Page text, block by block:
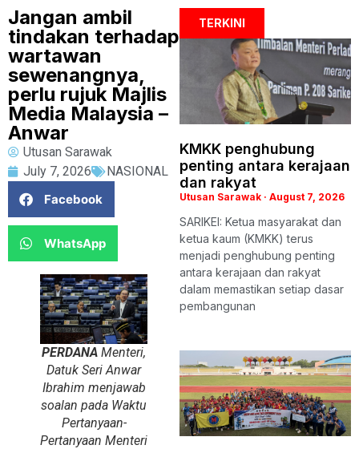
Jangan ambil
tindakan terhadap
wartawan
sewenangnya,
perlu rujuk Majlis
Media Malaysia –
Anwar
Utusan Sarawak
July 7, 2026
NASIONAL
Facebook
WhatsApp
PERDANA Menteri,
Datuk Seri Anwar
Ibrahim menjawab
soalan pada Waktu
Pertanyaan-
Pertanyaan Menteri
TERKINI
KMKK penghubung
penting antara kerajaan
dan rakyat
Utusan Sarawak August 7, 2026
SARIKEI: Ketua masyarakat dan
ketua kaum (KMKK) terus
menjadi penghubung penting
antara kerajaan dan rakyat
dalam memastikan setiap dasar
pembangunan